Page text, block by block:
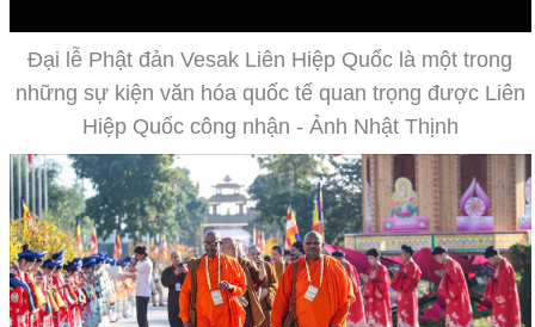
Đại lễ Phật đản Vesak Liên Hiệp Quốc là một trong
những sự kiện văn hóa quốc tế quan trọng được Liên
Hiệp Quốc công nhận - Ảnh Nhật Thịnh